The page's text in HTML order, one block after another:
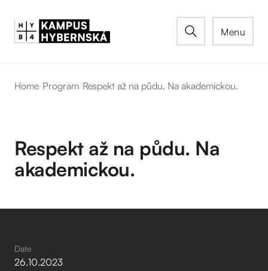
Menu
Home/Program/Respekt až na půdu. Na akademickou.
Respekt až na půdu. Na
akademickou.
Date
26.10.2023